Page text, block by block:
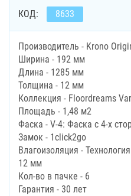
КОД: 8633
Производитель - Krono
Ширина - 192 мм
Длина - 1285 мм
Толщина - 12 мм
Коллекция - Floordreams
Площадь - 1,48 м2
Фаска - V-4: Фаска с 4-х
Замок - 1click2go
Влагоизоляция -
12 мм
Кол-во в пачке - 6
Гарантия - 30 лет